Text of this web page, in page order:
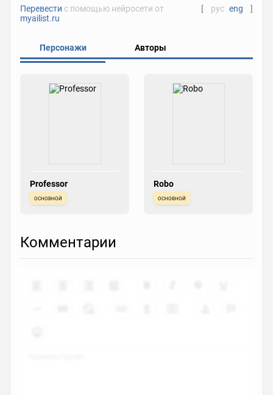
Перевести с помощью нейросети от
myailist.ru
[ рус eng ]
Персонажи Авторы
Professor
основной
Robo
основной
Комментарии